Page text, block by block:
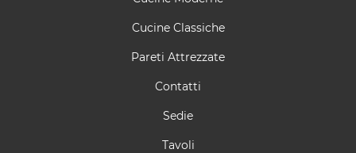
Cucine Classiche
Pareti Attrezzate
Contatti
Sedie
Tavoli